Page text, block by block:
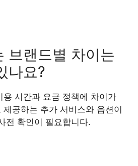
브랜드별 차이는
나요?
용 시간과 요금 정책에 차이가
공하는 추가 서비스와 옵션이
전 확인이 필요합니다.